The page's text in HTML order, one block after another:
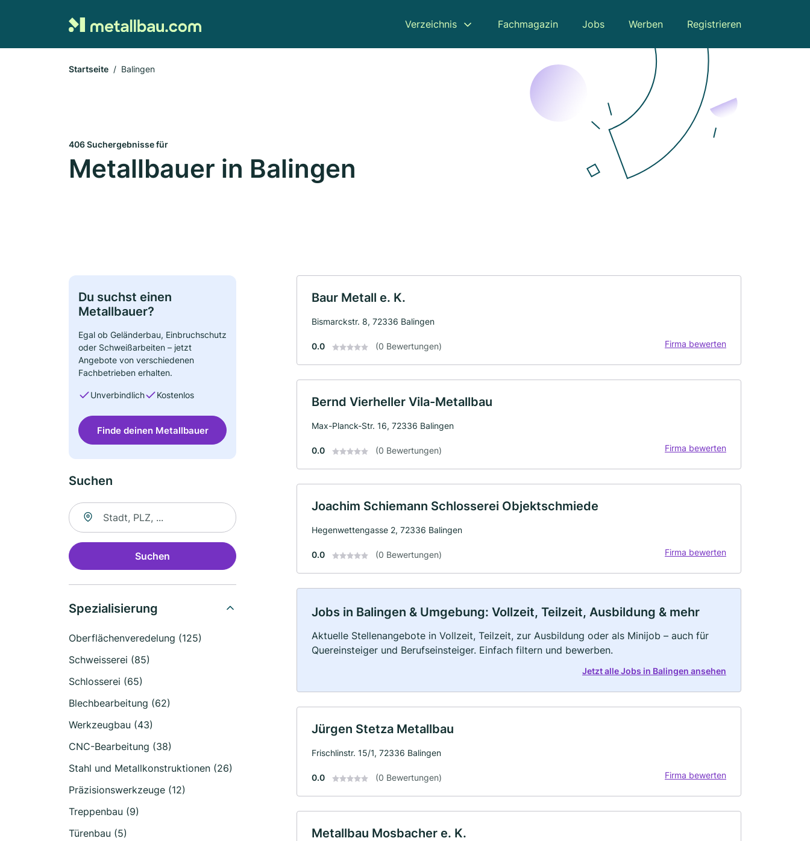
Verzeichnis Fachmagazin Jobs Werben Registrieren
Startseite Balingen
406 Suchergebnisse für
Metallbauer in Balingen
Du suchst einen
Metallbauer?
Egal ob Geländerbau, Einbruchschutz
oder Schweißarbeiten – jetzt
Angebote von verschiedenen
Fachbetrieben erhalten.
Unverbindlich Kostenlos
Finde deinen Metallbauer
Suchen
Suche nach Ort
Suchen
Spezialisierung
Oberflächenveredelung (125)
Schweisserei (85)
Schlosserei (65)
Blechbearbeitung (62)
Werkzeugbau (43)
CNC-Bearbeitung (38)
Stahl und Metallkonstruktionen (26)
Präzisionswerkzeuge (12)
Treppenbau (9)
Türenbau (5)
Baur Metall e. K.
Bismarckstr. 8, 72336 Balingen
0.0 (0 Bewertungen) Firma bewerten
Bernd Vierheller Vila-Metallbau
Max-Planck-Str. 16, 72336 Balingen
0.0 (0 Bewertungen) Firma bewerten
Joachim Schiemann Schlosserei Objektschmiede
Hegenwettengasse 2, 72336 Balingen
0.0 (0 Bewertungen) Firma bewerten
Jobs in Balingen & Umgebung: Vollzeit, Teilzeit, Ausbildung & mehr
Aktuelle Stellenangebote in Vollzeit, Teilzeit, zur Ausbildung oder als Minijob – auch für
Quereinsteiger und Berufseinsteiger. Einfach filtern und bewerben.
Jetzt alle Jobs in Balingen ansehen
Jürgen Stetza Metallbau
Frischlinstr. 15/1, 72336 Balingen
0.0 (0 Bewertungen) Firma bewerten
Metallbau Mosbacher e. K.